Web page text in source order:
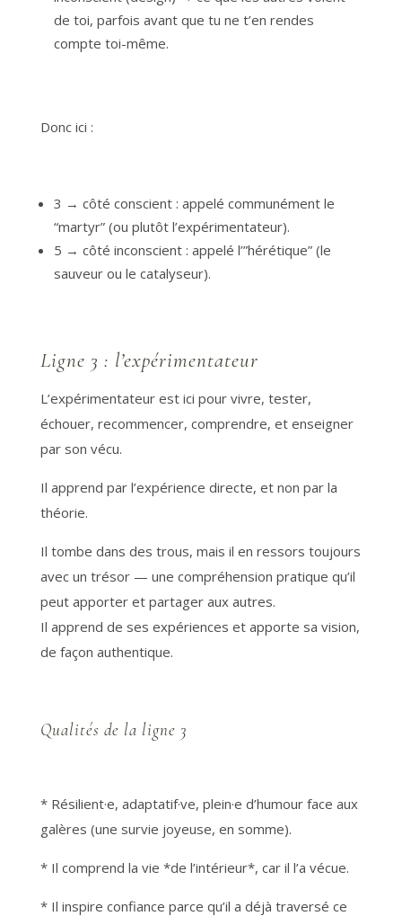
de toi, parfois avant que tu ne t’en rendes
compte toi-même.
Donc ici :
3 → côté conscient : appelé communément le
“martyr” (ou plutôt l’expérimentateur).
5 → côté inconscient : appelé l’”hérétique” (le
sauveur ou le catalyseur).
Ligne 3 : l’expérimentateur
L’expérimentateur est ici pour vivre, tester,
échouer, recommencer, comprendre, et enseigner
par son vécu.
Il apprend par l’expérience directe, et non par la
théorie.
Il tombe dans des trous, mais il en ressors toujours
avec un trésor — une compréhension pratique qu’il
peut apporter et partager aux autres.
Il apprend de ses expériences et apporte sa vision,
de façon authentique.
Qualités de la ligne 3
* Résilient·e, adaptatif·ve, plein·e d’humour face aux
galères (une survie joyeuse, en somme).
* Il comprend la vie *de l’intérieur*, car il l’a vécue.
* Il inspire confiance parce qu’il a déjà traversé ce